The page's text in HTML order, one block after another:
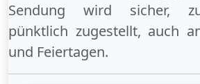
Sendung wird sicher,
pünktlich zugestellt, auch
und Feiertagen.